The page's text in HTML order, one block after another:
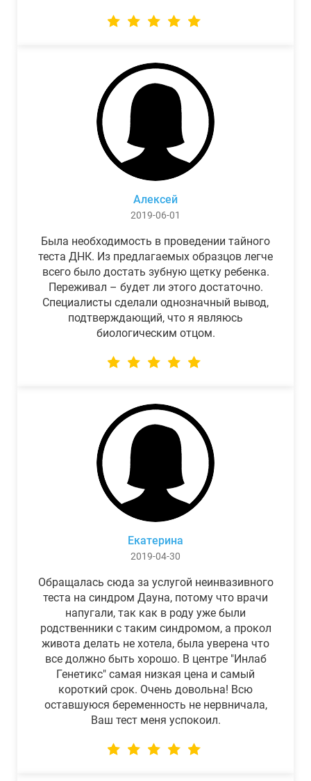
Алексей
2019-06-01
Была необходимость в проведении тайного
теста ДНК. Из предлагаемых образцов легче
всего было достать зубную щетку ребенка.
Переживал – будет ли этого достаточно.
Специалисты сделали однозначный вывод,
подтверждающий, что я являюсь
биологическим отцом.
Екатерина
2019-04-30
Обращалась сюда за услугой неинвазивного
теста на синдром Дауна, потому что врачи
напугали, так как в роду уже были
родственники с таким синдромом, а прокол
живота делать не хотела, была уверена что
все должно быть хорошо. В центре "Инлаб
Генетикс" самая низкая цена и самый
короткий срок. Очень довольна! Всю
оставшуюся беременность не нервничала,
Ваш тест меня успокоил.